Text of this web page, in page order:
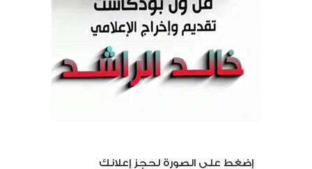
إضغط على الصورة لحجز إعلانك